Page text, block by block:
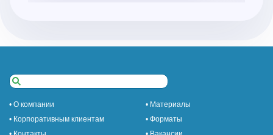
• О компании
• Материалы
• Корпоративным клиентам
• Форматы